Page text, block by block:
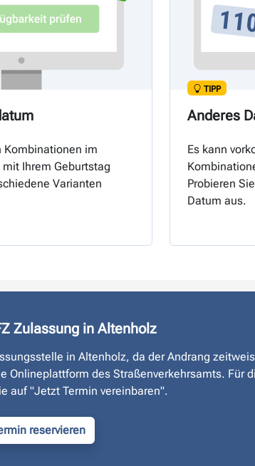
Kombinationen im
Ihrem Geburtstag
Varianten
TIPP
Anderes
Es kann
Probieren
Datum aus.
Zulassung in Altenholz
in Altenholz, da der Andrang
Onlineplattform des Straßen­verkehrsamts. Für
auf "Jetzt Termin vereinbaren".
reservieren